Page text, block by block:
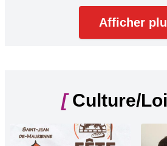
Afficher
[Culture/